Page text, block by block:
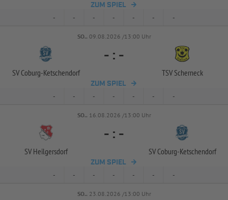
ZUM SPIEL
- - - - - - -
SO.. 09.08.2026 /13:00 Uhr
SV Coburg-Ketschendorf
- : -
TSV Scherneck
ZUM SPIEL
- - - - - - -
SO.. 16.08.2026 /13:00 Uhr
SV Heilgersdorf
- : -
SV Coburg-Ketschendorf
ZUM SPIEL
- - - - - - -
SO.. 23.08.2026 /13:00 Uhr